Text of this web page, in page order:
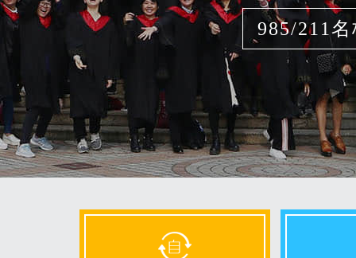
985/211名